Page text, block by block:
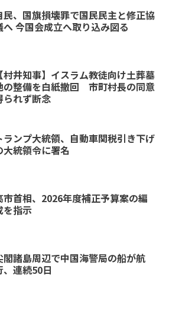
民、国旗損壊罪で国民民主と修正協
へ 今国会成立へ取り込み図る
【村井知事】イスラム教徒向け土葬墓
の整備を白紙撤回 市町村長の同意
られず断念
ランプ大統領、自動車関税引き下げ
大統領令に署名
市首相、2026年度補正予算案の編
を指示
閣諸島周辺で中国海警局の船が航
、連続50日